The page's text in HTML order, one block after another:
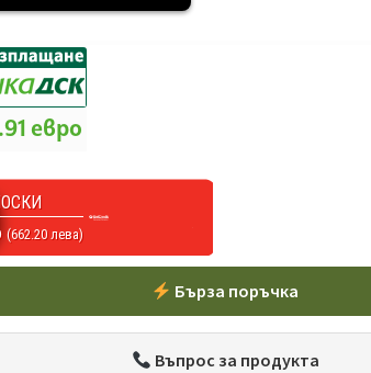
евро
(662.20 лева)
Бърза поръчка
Въпрос за продукта